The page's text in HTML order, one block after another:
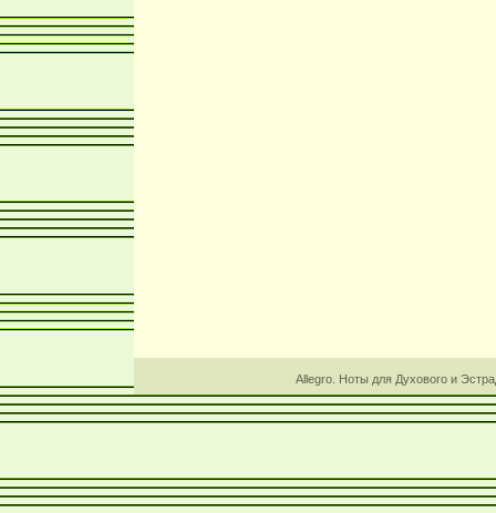
Allegro. Ноты для Духового и